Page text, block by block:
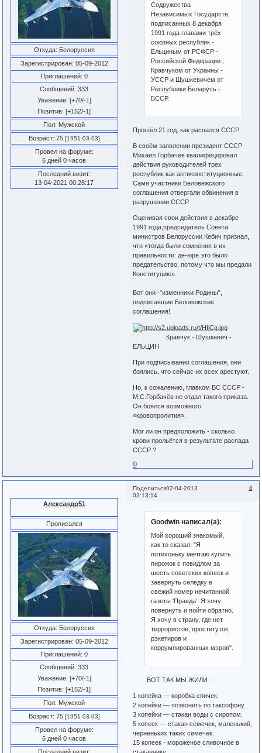
Откуда: Белоруссия
Зарегистрирован: 05-09-2012
Приглашений: 0
Сообщений: 333
Уважение: [+70/-1]
Позитив: [+152/-1]
Пол: Мужской
Возраст: 75 [1951-03-03]
Провел на форуме:
6 дней 0 часов
Последний визит:
13-04-2021 00:28:17
Содружества
Независимых Государств,
подписанных 8 декабря
1991 года главами трёх
союзных республик -
Ельциным от РСФСР -
Российской Федерации ,
Кравчуком от Украины -
УССР и Шушкевичем от
Республики Беларусь -
БССР.
Прошёл 21 год, как распался СССР.
В своём заявлении президент СССР
Михаил Горбачев квалифицировал
действия руководителей трех
республик как антиконституционные.
Сами участники Беловежского
соглашения отвергали обвинения в
разрушении СССР.
Оценивая свои действия в декабре
1991 года,председатель Совета
министров Белоруссии Кебич признал,
что «тогда были сомнения в их
правильности: де-юре это было
предательство, потому что мы предали
Конституцию».
Вот они -"изменники Родины",
подписавшие Беловежские
соглашения!
Кравчук - Шушкевич -
ЕЛЬЦИН
При подписывании соглашения, они
боялись, что сейчас их всех арестуют.
Но, к сожалению, главком ВС СССР -
М.С.Горбачёв не отдал такого приказа.
Он боялся возможного
«кровопролития».
Мог ли он предположить - сколько
крови прольётся в результате распада
СССР ?
0
Поделиться 8
02-04-2013
03:13:14
Александр51
Прописался
Откуда: Белоруссия
Зарегистрирован: 05-09-2012
Приглашений: 0
Сообщений: 333
Уважение: [+70/-1]
Позитив: [+152/-1]
Пол: Мужской
Возраст: 75 [1951-03-03]
Провел на форуме:
6 дней 0 часов
Goodwin написал(а):
Мой хороший знакомый,
как то сказал: "Я
потихоньку мечтаю купить
пирожок с повидлом за
шесть советских копеек и
завернуть селедку в
свежий номер нечитанной
газеты 'Правда'. Я хочу
повернуть и пойти обратно.
Я хочу в страну, где нет
террористов, проституток,
рэкетиров и
коррумпированных мэров".
ВОТ ТАК МЫ ЖИЛИ :
1 копейка — коробка спичек.
2 копейки — позвонить по таксофону.
3 копейки — стакан воды с сиропом.
5 копеек — стакан семечек, маленький,
черненьких таких семечек.
15 копеек - мороженое сливочное в